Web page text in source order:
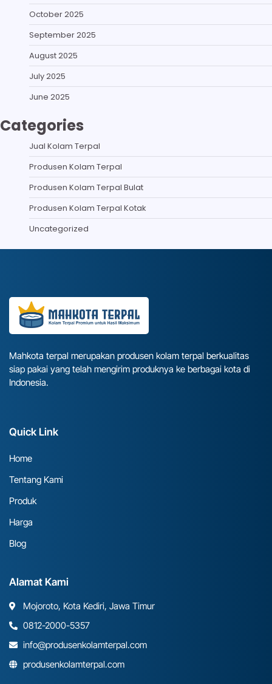
October 2025
September 2025
August 2025
July 2025
June 2025
Categories
Jual Kolam Terpal
Produsen Kolam Terpal
Produsen Kolam Terpal Bulat
Produsen Kolam Terpal Kotak
Uncategorized
Mahkota terpal merupakan produsen kolam terpal berkualitas
siap pakai yang telah mengirim produknya ke berbagai kota di
Indonesia.
Quick Link
Home
Tentang Kami
Produk
Harga
Blog
Alamat Kami
Mojoroto, Kota Kediri, Jawa Timur
0812-2000-5357
info@produsenkolamterpal.com
produsenkolamterpal.com